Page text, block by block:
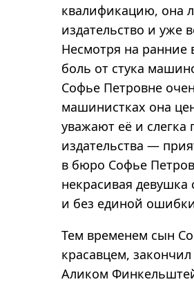
квалификацию, она
издательство и уже
Несмотря на ранние
боль от стука
Софье Петровне
машинистках она
уважают её и слегка
издательства —
в бюро Софье
некрасивая девушка
и без единой
Тем временем сын
красавцем,
Аликом